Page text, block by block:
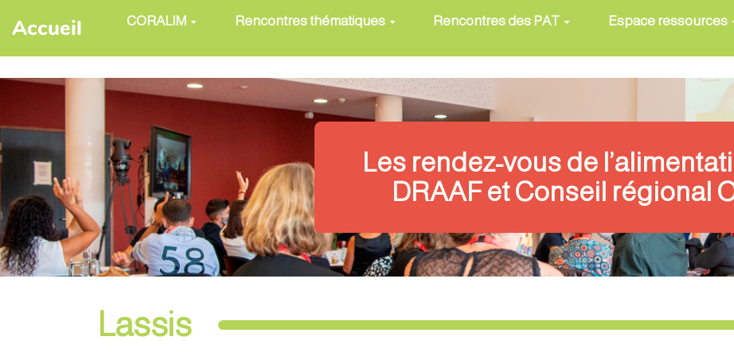
Aller au contenu principal
Accueil CORALIM Rencontres thématiques Rencontres des PAT Espace ressources
Les rendez-vous de
DRAAF et Conseil régional
Lassis